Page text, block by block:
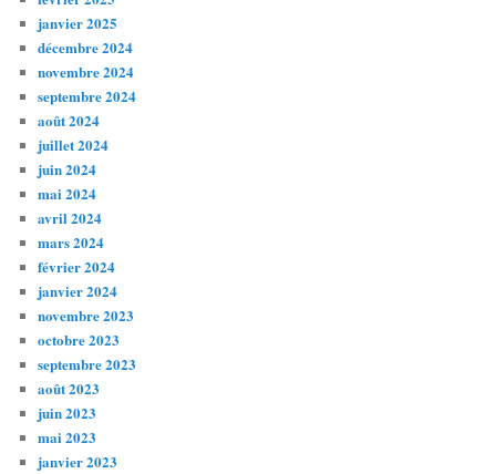
janvier 2025
décembre 2024
novembre 2024
septembre 2024
août 2024
juillet 2024
juin 2024
mai 2024
avril 2024
mars 2024
février 2024
janvier 2024
novembre 2023
octobre 2023
septembre 2023
août 2023
juin 2023
mai 2023
janvier 2023